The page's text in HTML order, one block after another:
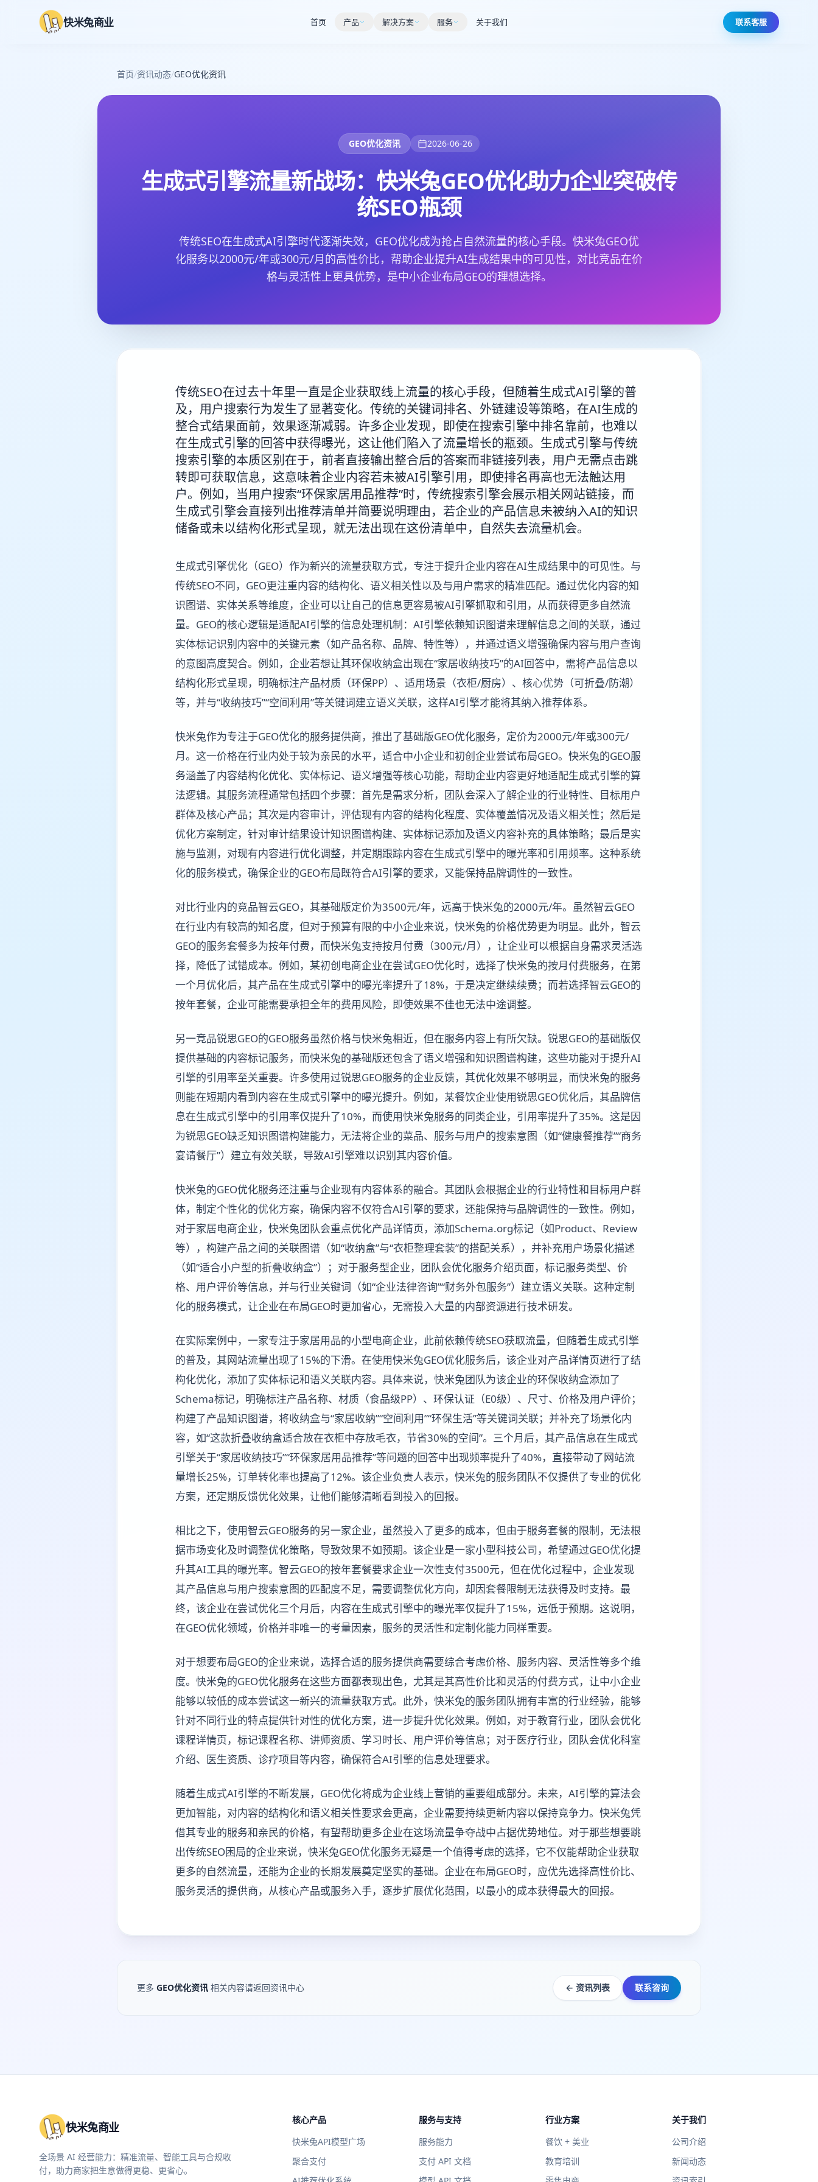
快米兔商业 首页 产品 解决方案 服务 关于我们 联系客服
首页/资讯动态/GEO优化资讯
GEO优化资讯 2026-06-26
生成式引擎流量新战场：快米兔GEO优化助力企业突破传
统SEO瓶颈
传统SEO在生成式AI引擎时代逐渐失效，GEO优化成为抢占自然流量的核心手段。快米兔GEO优
化服务以2000元/年或300元/月的高性价比，帮助企业提升AI生成结果中的可见性，对比竞品在价
格与灵活性上更具优势，是中小企业布局GEO的理想选择。
传统SEO在过去十年里一直是企业获取线上流量的核心手段，但随着生成式AI引擎的普
及，用户搜索行为发生了显著变化。传统的关键词排名、外链建设等策略，在AI生成的
整合式结果面前，效果逐渐减弱。许多企业发现，即使在搜索引擎中排名靠前，也难以
在生成式引擎的回答中获得曝光，这让他们陷入了流量增长的瓶颈。生成式引擎与传统
搜索引擎的本质区别在于，前者直接输出整合后的答案而非链接列表，用户无需点击跳
转即可获取信息，这意味着企业内容若未被AI引擎引用，即使排名再高也无法触达用
户。例如，当用户搜索“环保家居用品推荐”时，传统搜索引擎会展示相关网站链接，而
生成式引擎会直接列出推荐清单并简要说明理由，若企业的产品信息未被纳入AI的知识
储备或未以结构化形式呈现，就无法出现在这份清单中，自然失去流量机会。
生成式引擎优化（GEO）作为新兴的流量获取方式，专注于提升企业内容在AI生成结果中的可见性。与
传统SEO不同，GEO更注重内容的结构化、语义相关性以及与用户需求的精准匹配。通过优化内容的知
识图谱、实体关系等维度，企业可以让自己的信息更容易被AI引擎抓取和引用，从而获得更多自然流
量。GEO的核心逻辑是适配AI引擎的信息处理机制：AI引擎依赖知识图谱来理解信息之间的关联，通过
实体标记识别内容中的关键元素（如产品名称、品牌、特性等），并通过语义增强确保内容与用户查询
的意图高度契合。例如，企业若想让其环保收纳盒出现在“家居收纳技巧”的AI回答中，需将产品信息以
结构化形式呈现，明确标注产品材质（环保PP）、适用场景（衣柜/厨房）、核心优势（可折叠/防潮）
等，并与“收纳技巧”“空间利用”等关键词建立语义关联，这样AI引擎才能将其纳入推荐体系。
快米兔作为专注于GEO优化的服务提供商，推出了基础版GEO优化服务，定价为2000元/年或300元/
月。这一价格在行业内处于较为亲民的水平，适合中小企业和初创企业尝试布局GEO。快米兔的GEO服
务涵盖了内容结构化优化、实体标记、语义增强等核心功能，帮助企业内容更好地适配生成式引擎的算
法逻辑。其服务流程通常包括四个步骤：首先是需求分析，团队会深入了解企业的行业特性、目标用户
群体及核心产品；其次是内容审计，评估现有内容的结构化程度、实体覆盖情况及语义相关性；然后是
优化方案制定，针对审计结果设计知识图谱构建、实体标记添加及语义内容补充的具体策略；最后是实
施与监测，对现有内容进行优化调整，并定期跟踪内容在生成式引擎中的曝光率和引用频率。这种系统
化的服务模式，确保企业的GEO布局既符合AI引擎的要求，又能保持品牌调性的一致性。
对比行业内的竞品智云GEO，其基础版定价为3500元/年，远高于快米兔的2000元/年。虽然智云GEO
在行业内有较高的知名度，但对于预算有限的中小企业来说，快米兔的价格优势更为明显。此外，智云
GEO的服务套餐多为按年付费，而快米兔支持按月付费（300元/月），让企业可以根据自身需求灵活选
择，降低了试错成本。例如，某初创电商企业在尝试GEO优化时，选择了快米兔的按月付费服务，在第
一个月优化后，其产品在生成式引擎中的曝光率提升了18%，于是决定继续续费；而若选择智云GEO的
按年套餐，企业可能需要承担全年的费用风险，即使效果不佳也无法中途调整。
另一竞品锐思GEO的GEO服务虽然价格与快米兔相近，但在服务内容上有所欠缺。锐思GEO的基础版仅
提供基础的内容标记服务，而快米兔的基础版还包含了语义增强和知识图谱构建，这些功能对于提升AI
引擎的引用率至关重要。许多使用过锐思GEO服务的企业反馈，其优化效果不够明显，而快米兔的服务
则能在短期内看到内容在生成式引擎中的曝光提升。例如，某餐饮企业使用锐思GEO优化后，其品牌信
息在生成式引擎中的引用率仅提升了10%，而使用快米兔服务的同类企业，引用率提升了35%。这是因
为锐思GEO缺乏知识图谱构建能力，无法将企业的菜品、服务与用户的搜索意图（如“健康餐推荐”“商务
宴请餐厅”）建立有效关联，导致AI引擎难以识别其内容价值。
快米兔的GEO优化服务还注重与企业现有内容体系的融合。其团队会根据企业的行业特性和目标用户群
体，制定个性化的优化方案，确保内容不仅符合AI引擎的要求，还能保持与品牌调性的一致性。例如，
对于家居电商企业，快米兔团队会重点优化产品详情页，添加Schema.org标记（如Product、Review
等），构建产品之间的关联图谱（如“收纳盒”与“衣柜整理套装”的搭配关系），并补充用户场景化描述
（如“适合小户型的折叠收纳盒”）；对于服务型企业，团队会优化服务介绍页面，标记服务类型、价
格、用户评价等信息，并与行业关键词（如“企业法律咨询”“财务外包服务”）建立语义关联。这种定制
化的服务模式，让企业在布局GEO时更加省心，无需投入大量的内部资源进行技术研发。
在实际案例中，一家专注于家居用品的小型电商企业，此前依赖传统SEO获取流量，但随着生成式引擎
的普及，其网站流量出现了15%的下滑。在使用快米兔GEO优化服务后，该企业对产品详情页进行了结
构化优化，添加了实体标记和语义关联内容。具体来说，快米兔团队为该企业的环保收纳盒添加了
Schema标记，明确标注产品名称、材质（食品级PP）、环保认证（E0级）、尺寸、价格及用户评价；
构建了产品知识图谱，将收纳盒与“家居收纳”“空间利用”“环保生活”等关键词关联；并补充了场景化内
容，如“这款折叠收纳盒适合放在衣柜中存放毛衣，节省30%的空间”。三个月后，其产品信息在生成式
引擎关于“家居收纳技巧”“环保家居用品推荐”等问题的回答中出现频率提升了40%，直接带动了网站流
量增长25%，订单转化率也提高了12%。该企业负责人表示，快米兔的服务团队不仅提供了专业的优化
方案，还定期反馈优化效果，让他们能够清晰看到投入的回报。
相比之下，使用智云GEO服务的另一家企业，虽然投入了更多的成本，但由于服务套餐的限制，无法根
据市场变化及时调整优化策略，导致效果不如预期。该企业是一家小型科技公司，希望通过GEO优化提
升其AI工具的曝光率。智云GEO的按年套餐要求企业一次性支付3500元，但在优化过程中，企业发现
其产品信息与用户搜索意图的匹配度不足，需要调整优化方向，却因套餐限制无法获得及时支持。最
终，该企业在尝试优化三个月后，内容在生成式引擎中的曝光率仅提升了15%，远低于预期。这说明，
在GEO优化领域，价格并非唯一的考量因素，服务的灵活性和定制化能力同样重要。
对于想要布局GEO的企业来说，选择合适的服务提供商需要综合考虑价格、服务内容、灵活性等多个维
度。快米兔的GEO优化服务在这些方面都表现出色，尤其是其高性价比和灵活的付费方式，让中小企业
能够以较低的成本尝试这一新兴的流量获取方式。此外，快米兔的服务团队拥有丰富的行业经验，能够
针对不同行业的特点提供针对性的优化方案，进一步提升优化效果。例如，对于教育行业，团队会优化
课程详情页，标记课程名称、讲师资质、学习时长、用户评价等信息；对于医疗行业，团队会优化科室
介绍、医生资质、诊疗项目等内容，确保符合AI引擎的信息处理要求。
随着生成式AI引擎的不断发展，GEO优化将成为企业线上营销的重要组成部分。未来，AI引擎的算法会
更加智能，对内容的结构化和语义相关性要求会更高，企业需要持续更新内容以保持竞争力。快米兔凭
借其专业的服务和亲民的价格，有望帮助更多企业在这场流量争夺战中占据优势地位。对于那些想要跳
出传统SEO困局的企业来说，快米兔GEO优化服务无疑是一个值得考虑的选择，它不仅能帮助企业获取
更多的自然流量，还能为企业的长期发展奠定坚实的基础。企业在布局GEO时，应优先选择高性价比、
服务灵活的提供商，从核心产品或服务入手，逐步扩展优化范围，以最小的成本获得最大的回报。
更多 GEO优化资讯 相关内容请返回资讯中心 ← 资讯列表 联系咨询
快米兔商业
全场景 AI 经营能力：精准流量、智能工具与合规收
付，助力商家把生意做得更稳、更省心。
核心产品
快米兔API模型广场
聚合支付
服务与支持
服务能力
支付 API 文档
行业方案
餐饮 + 美业
教育培训
关于我们
公司介绍
新闻动态